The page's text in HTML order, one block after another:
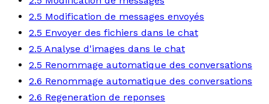
2.5 Modification de messages envoyés
2.5 Envoyer des fichiers dans le chat
2.5 Analyse d'images dans le chat
2.5 Renommage automatique des conversations
2.6 Renommage automatique des conversations
2.6 Regeneration de reponses